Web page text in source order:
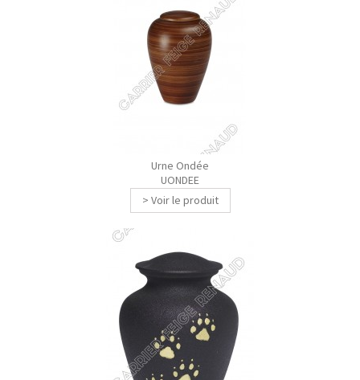
Urne Ondée
UONDEE
> Voir le produit